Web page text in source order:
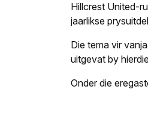
Hillcrest United-
jaarlikse
Die tema vir
uitgevat by
Onder die